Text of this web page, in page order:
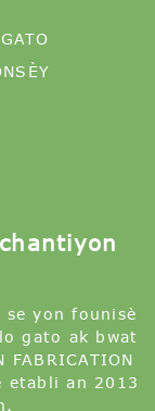
se yon founisè
gato ak bwat
etabli an 2013